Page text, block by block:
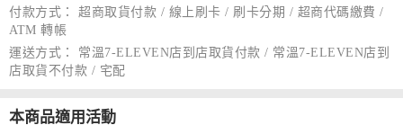
付款方式：
超商取貨付款 / 線上刷卡 / 刷卡分期 / 超商代碼繳費 /
ATM 轉帳
運送方式：
常溫7-ELEVEN店到店取貨付款 / 常溫7-ELEVEN店到
店取貨不付款 / 宅配
本商品適用活動